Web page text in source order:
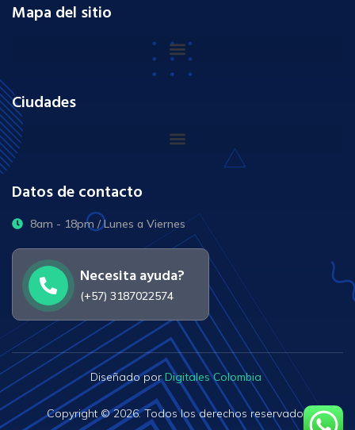
Mapa del sitio
Ciudades
Datos de contacto
8am - 18pm / Lunes a Viernes
Necesita ayuda?
(+57) 3187022574
Diseñado porDigitales Colombia
Copyright © 2026. Todos los derechos reservados